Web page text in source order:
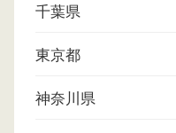
千葉県
東京都
神奈川県